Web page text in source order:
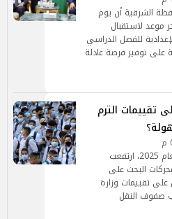
الشرقية أن يوم
سيكون آخر موعد لاستقبال
للفصل الدراسي
على توفير فرصة عادلة
تقييمات الترم
مع بداية الفصل الدراسي الثاني لعام 2025، ارتفعت
البحث على
تقييمات وزارة
صفوف النقل